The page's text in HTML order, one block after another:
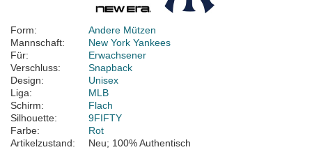
Form:
Andere Mützen
Mannschaft:
New York Yankees
Für:
Erwachsener
Verschluss:
Snapback
Design:
Unisex
Liga:
MLB
Schirm:
Flach
Silhouette:
9FIFTY
Farbe:
Rot
Artikelzustand:
Neu; 100% Authentisch